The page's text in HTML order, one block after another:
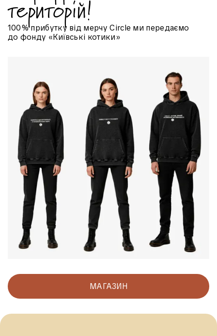
територій!
100% прибутку від мерчу Circle ми передаємо
до фонду «Київські котики»
МАГАЗИН